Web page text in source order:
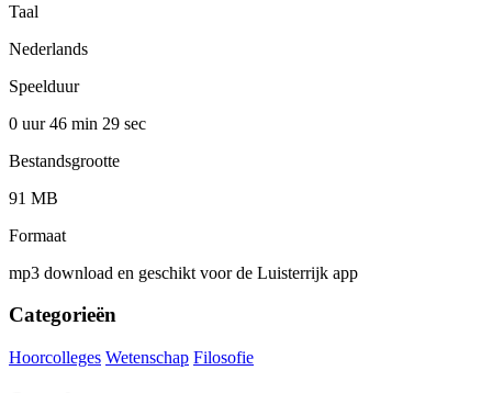
Taal
Nederlands
Speelduur
0 uur 46 min 29 sec
Bestandsgrootte
91 MB
Formaat
mp3 download en geschikt voor de Luisterrijk app
Categorieën
Hoorcolleges Wetenschap Filosofie